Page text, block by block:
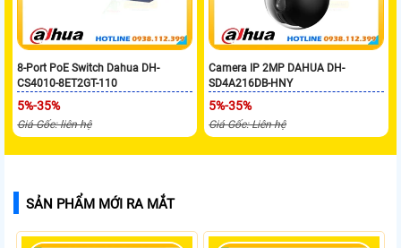
8-Port PoE Switch Dahua DH-
CS4010-8ET2GT-110
5%-35%
Giá Gốc: liên hệ
Camera IP 2MP DAHUA DH-
SD4A216DB-HNY
5%-35%
Giá Gốc: Liên hệ
SẢN PHẨM MỚI RA MẮT